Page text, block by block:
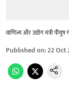
वाणिज्य और उद्योग मंत्री पीयूष
Published on:22 Oct